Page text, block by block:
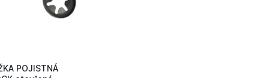
POJISTNÁ